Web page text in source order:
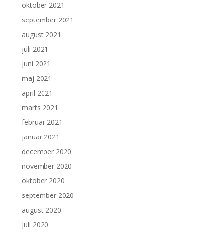
oktober 2021
september 2021
august 2021
juli 2021
juni 2021
maj 2021
april 2021
marts 2021
februar 2021
januar 2021
december 2020
november 2020
oktober 2020
september 2020
august 2020
juli 2020